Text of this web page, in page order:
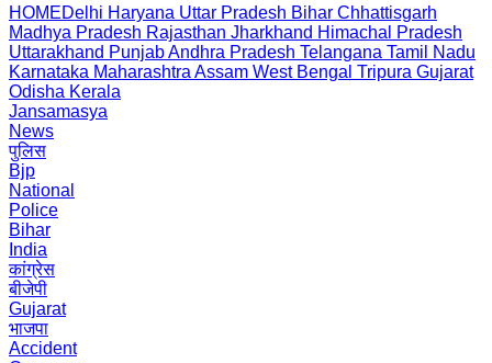
HOMEDelhi Haryana Uttar Pradesh Bihar Chhattisgarh
Madhya Pradesh Rajasthan Jharkhand Himachal Pradesh
Uttarakhand PunjabAndhra Pradesh Telangana Tamil Nadu
Karnataka Maharashtra Assam West Bengal Tripura Gujarat
Odisha Kerala
Jansamasya
News
पुलिस
Bjp
National
Police
Bihar
India
कांग्रेस
बीजेपी
Gujarat
भाजपा
Accident